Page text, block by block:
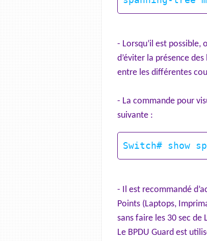
- Lorsqu’il est possible,
d’éviter la présence
entre les différentes
- La commande pour
suivante :
- Il est recommandé
Points (Laptops,
sans faire les 30 sec de
Le BPDU Guard est